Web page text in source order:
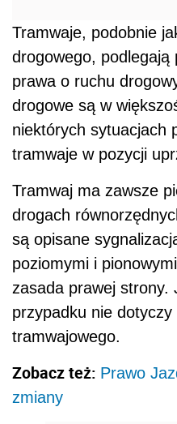
Tramwaje, podobnie
drogowego, podlegają
prawa o ruchu
drogowe są w
niektórych sytuacjach
tramwaje w pozycji
Tramwaj ma zawsze
drogach
są opisane
poziomymi i
zasada prawej strony.
przypadku nie dotyczy
tramwajowego.
Zobacz też: Prawo
zmiany